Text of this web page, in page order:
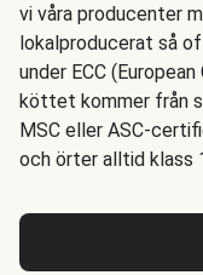
vi våra producenter
lokalproducerat så
under ECC
köttet kommer från
MSC eller ASC-
och örter alltid klass